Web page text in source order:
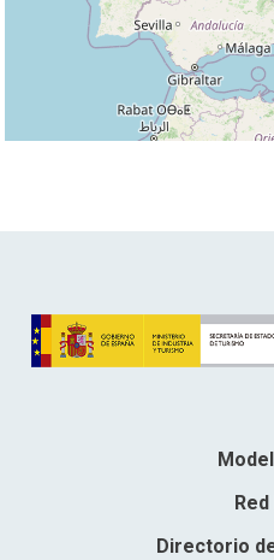
Red
Directorio